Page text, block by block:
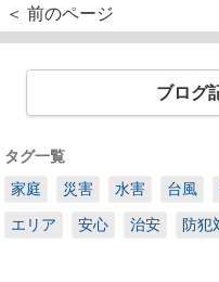
＜ 前のページ
ブログ
タグ一覧
家庭
災害 水害 台風
エリア 安心 治安 防犯